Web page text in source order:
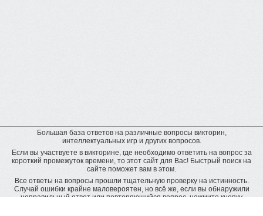
Большая база ответов на различные вопросы викторин,
интеллектуальных игр и других вопросов.
Если вы участвуете в викторине, где необходимо ответить на вопрос за
короткий промежуток времени, то этот сайт для Вас! Быстрый поиск на
сайте поможет вам в этом.
Все ответы на вопросы прошли тщательную проверку на истинность.
Случай ошибки крайне маловероятен, но всё же, если вы обнаружили
неправильный ответ или повторяющийся вопрос, нажмите кнопку